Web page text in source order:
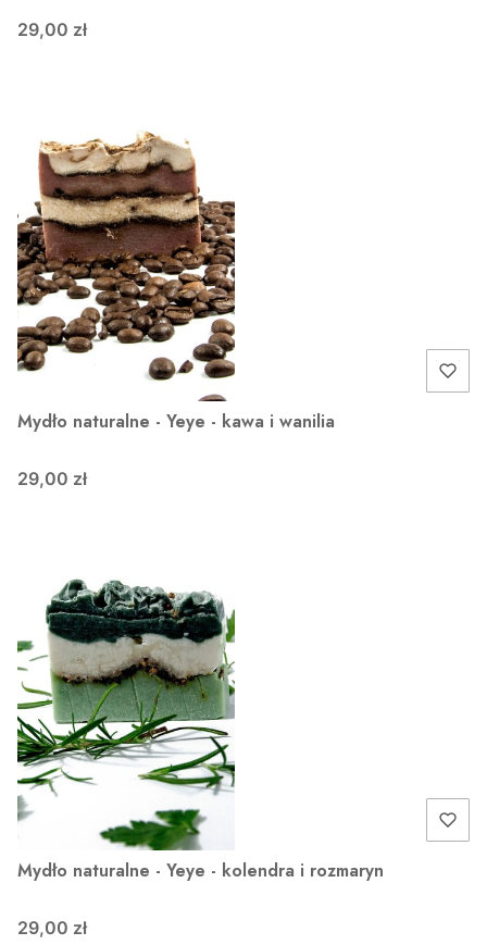
29,00 zł
Mydło naturalne - Yeye - kawa i wanilia
29,00 zł
Mydło naturalne - Yeye - kolendra i rozmaryn
29,00 zł